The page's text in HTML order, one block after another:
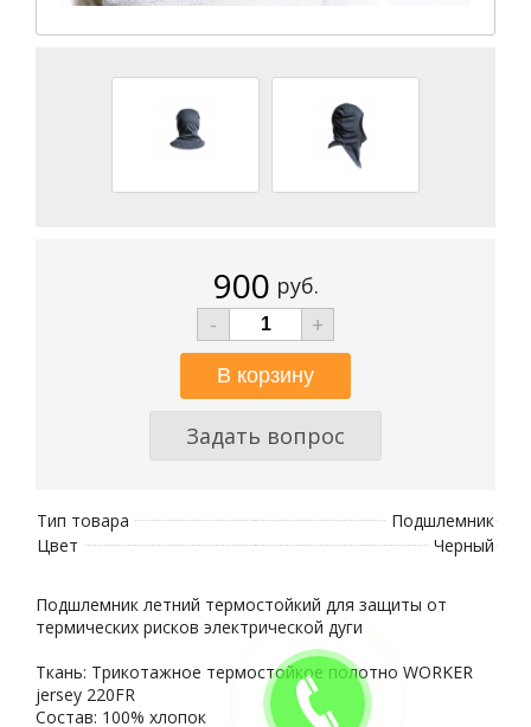
900 руб.
-
+
Задать вопрос
Тип товара
Подшлемник
Цвет
Черный
Подшлемник летний термостойкий для защиты от
термических рисков электрической дуги
Ткань: Трикотажное термостойкое полотно WORKER
jersey 220FR
Состав: 100% хлопок